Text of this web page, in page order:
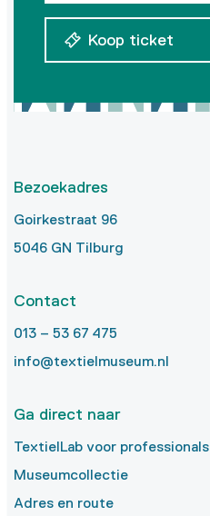
Koop ticket
Bezoekadres
Goirkestraat 96
5046 GN Tilburg
Contact
013 – 53 67 475
info@textielmuseum.nl
Ga direct naar
TextielLab voor professionals
Museumcollectie
Adres en route